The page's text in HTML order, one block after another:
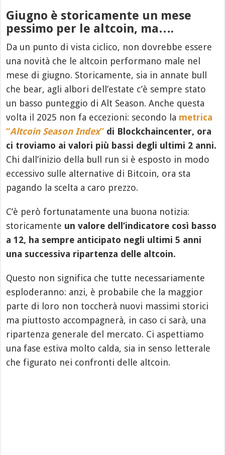
Giugno è storicamente un mese
pessimo per le altcoin, ma….
Da un punto di vista ciclico, non dovrebbe essere
una novità che le altcoin performano male nel
mese di giugno. Storicamente, sia in annate bull
che bear, agli albori dell’estate c’è sempre stato
un basso punteggio di Alt Season. Anche questa
volta il 2025 non fa eccezioni: secondo la metrica
“Altcoin Season Index” di Blockchaincenter, ora
ci troviamo ai valori più bassi degli ultimi 2 anni.
Chi dall’inizio della bull run si è esposto in modo
eccessivo sulle alternative di Bitcoin, ora sta
pagando la scelta a caro prezzo.
C’è però fortunatamente una buona notizia:
storicamente un valore dell’indicatore così basso
a 12, ha sempre anticipato negli ultimi 5 anni
una successiva ripartenza delle altcoin.
Questo non significa che tutte necessariamente
esploderanno: anzi, è probabile che la maggior
parte di loro non toccherà nuovi massimi storici
ma piuttosto accompagnerà, in caso ci sarà, una
ripartenza generale del mercato. Ci aspettiamo
una fase estiva molto calda, sia in senso letterale
che figurato nei confronti delle altcoin.